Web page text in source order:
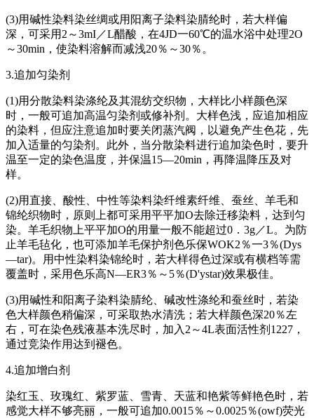
(3)用碱性染料染丝绸或用阳离子染料染腈纶时，若大样偏
深，可采用2～3mI／L醋酸，在4JD一60℃的温水浴中处理2O
～30min，使染料溶解而减浅20％～30％。
3.追加匀染剂
(1)用分散染料染涤纶及其混纺交织物，大样比小样颜色深
时，一般可追加高温匀染剂或修补剂。大样色浅，应追加相应
的染料，但应注意追加时要关闭蒸汽阀，以避免产生色花，先
加入适量的匀染剂。此外，当分散染料进行追加染色时，要升
温至一定的染色温度，并保温15—20min，再降温降压及对
样。
(2)用直接、酸性、中性等染料染纤维素纤维、蚕丝、羊毛和
锦纶织物时，原则上都可采用平平加O去除迁移染料，达到匀
染。羊毛织物上平平加O的用量一般不能超过0．3g／L。为防
止羊毛毡化，也可添加羊毛保护剂色乐保WOK2％一3％(Dys
—tar)。用中性染料染锦纶时，若大样得色过深或有横档等需
覆盖时，采用色乐高N—ER3％～5％(D'ystar)效果极佳。
(3)用碱性和阳离子染料染腈纶、碱改性涤纶和蚕丝时，若染
色大样颜色稍偏深，可采取热水清洗；若大样颜色深20％左
右，可在染色残液基本洗尽时，加入2～4L表面活性剂1227，
通过竞染作用达到褪色。
4.追加增白剂
染红玉、玫瑰红、紫罗蓝、雪青、天蓝和艳紫等鲜艳色时，若
感觉大样不够亮丽，一般可追加0.0015％～0.0025％(owf)荧光